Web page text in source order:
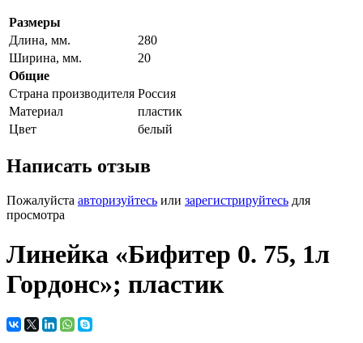
Размеры
Длина, мм.
280
Ширина, мм.
20
Общие
Страна производителя Россия
Материал
пластик
Цвет
белый
Написать отзыв
Пожалуйста авторизуйтесь или зарегистрируйтесь для
просмотра
Линейка «Бифитер 0. 75, 1л
Гордонс»; пластик